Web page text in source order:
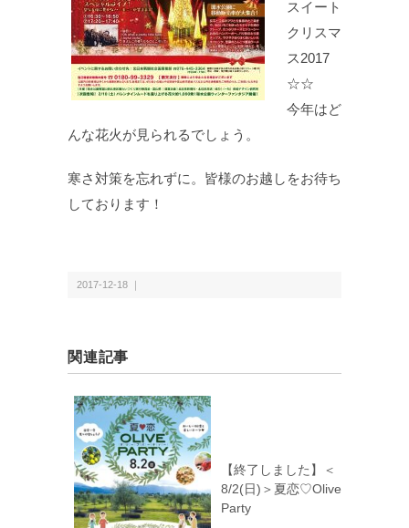
スイート
クリスマ
ス2017
☆☆
今年はど
んな花火が見られるでしょう。
寒さ対策を忘れずに。皆様のお越しをお待ち
しております！
2017-12-18 ｜
関連記事
【終了しました】＜
8/2(日)＞夏恋♡Olive
Party